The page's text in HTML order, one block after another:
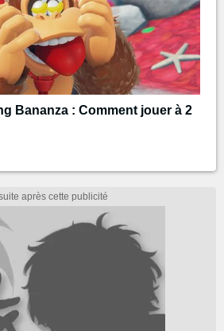
Bananza : Comment jouer à 2